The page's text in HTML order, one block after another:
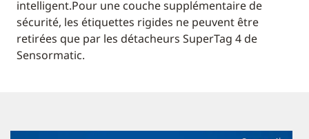
intelligent.Pour une couche supplémentaire de
sécurité, les étiquettes rigides ne peuvent être
retirées que par les détacheurs SuperTag 4 de
Sensormatic.